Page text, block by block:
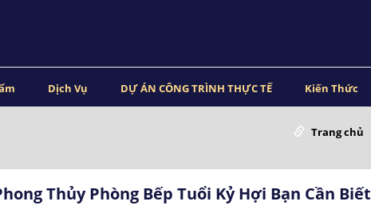
Dịch Vụ DỰ ÁN CÔNG TRÌNH THỰC TẾ Kiến Thức
Trang chủ
Thủy Phòng Bếp Tuổi Kỷ Hợi Bạn Cần Biết